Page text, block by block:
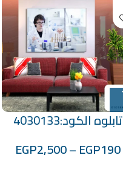
تابلوه الكود:4030133
EGP190
–
EGP2,500